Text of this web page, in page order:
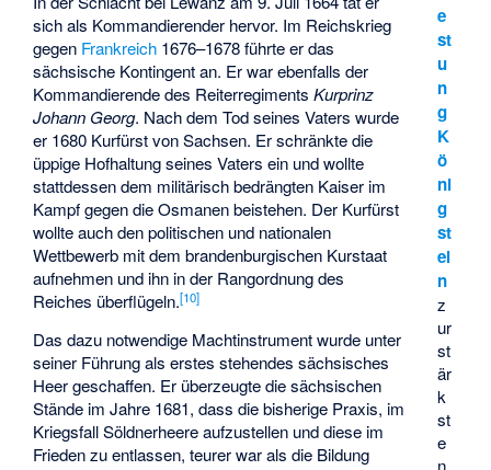
e
st
u
n
g
K
ö
ni
g
st
ei
n
z
ur
st
är
k
st
e
n
sich als Kommandierender hervor. Im Reichskrieg
gegen Frankreich 1676–1678 führte er das
sächsische Kontingent an. Er war ebenfalls der
Kommandierende des ReiterregimentsKurprinz
Johann Georg. Nach dem Tod seines Vaters wurde
er 1680 Kurfürst von Sachsen. Er schränkte die
üppige Hofhaltung seines Vaters ein und wollte
stattdessen dem militärisch bedrängten Kaiser im
Kampf gegen die Osmanen beistehen. Der Kurfürst
wollte auch den politischen und nationalen
Wettbewerb mit dem brandenburgischen Kurstaat
aufnehmen und ihn in der Rangordnung des
Reiches überflügeln.[10]
Das dazu notwendige Machtinstrument wurde unter
seiner Führung als erstes stehendes sächsisches
Heer geschaffen. Er überzeugte die sächsischen
Stände im Jahre 1681, dass die bisherige Praxis, im
Kriegsfall Söldnerheere aufzustellen und diese im
Frieden zu entlassen, teurer war als die Bildung